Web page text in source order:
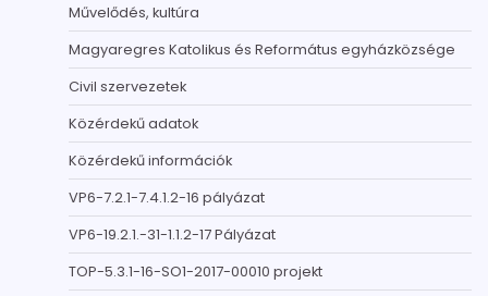
Művelődés, kultúra
Magyaregres Katolikus és Református egyházközsége
Civil szervezetek
Közérdekű adatok
Közérdekű információk
VP6-7.2.1-7.4.1.2-16 pályázat
VP6-19.2.1.-31-1.1.2-17 Pályázat
TOP-5.3.1-16-SO1-2017-00010 projekt